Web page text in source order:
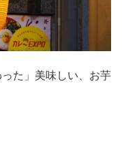
た」美味しい、お芋